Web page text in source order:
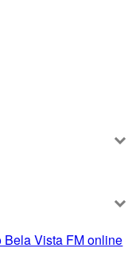
Bela Vista FM online